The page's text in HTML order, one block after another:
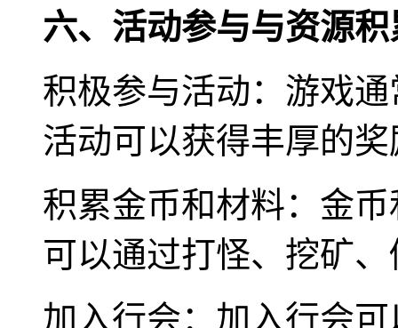
六、活动参与与资源积
积极参与活动：游戏
活动可以获得丰厚的奖
积累金币和材料：金
可以通过打怪、挖矿
加入行会：加入行会